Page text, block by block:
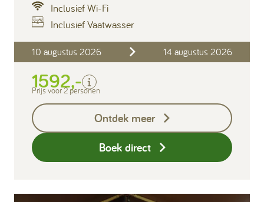
Inclusief Wi-Fi
Inclusief Vaatwasser
10 augustus 2026 14 augustus 2026
1592,-
Inclusief
Verblijfskosten
Keukendoekenpakket
Eindschoonmaak
Prijs voor 2 personen
Ontdek meer
Boek direct